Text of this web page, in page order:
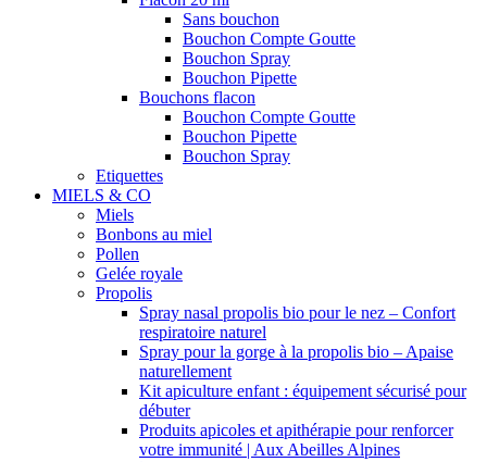
Sans bouchon
Bouchon Compte Goutte
Bouchon Spray
Bouchon Pipette
Bouchons flacon
Bouchon Compte Goutte
Bouchon Pipette
Bouchon Spray
Etiquettes
MIELS & CO
Miels
Bonbons au miel
Pollen
Gelée royale
Propolis
Spray nasal propolis bio pour le nez – Confort
respiratoire naturel
Spray pour la gorge à la propolis bio – Apaise
naturellement
Kit apiculture enfant : équipement sécurisé pour
débuter
Produits apicoles et apithérapie pour renforcer
votre immunité | Aux Abeilles Alpines